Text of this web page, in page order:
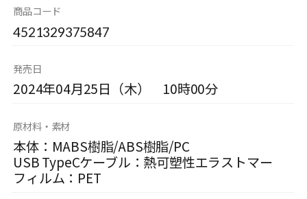
商品コード
4521329375847
発売日
2024年04月25日（木） 10時00分
原材料・素材
本体：MABS樹脂/ABS樹脂/PC
USB TypeCケーブル：熱可塑性エラストマー
フィルム：PET